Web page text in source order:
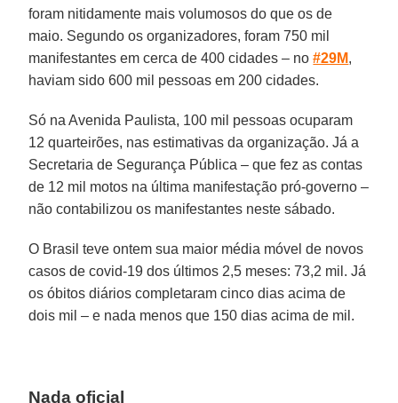
foram nitidamente mais volumosos do que os de
maio. Segundo os organizadores, foram 750 mil
manifestantes em cerca de 400 cidades – no#29M,
haviam sido 600 mil pessoas em 200 cidades.
Só na Avenida Paulista, 100 mil pessoas ocuparam
12 quarteirões, nas estimativas da organização. Já a
Secretaria de Segurança Pública – que fez as contas
de 12 mil motos na última manifestação pró-governo –
não contabilizou os manifestantes neste sábado.
O Brasil teve ontem sua maior média móvel de novos
casos de covid-19 dos últimos 2,5 meses: 73,2 mil. Já
os óbitos diários completaram cinco dias acima de
dois mil – e nada menos que 150 dias acima de mil.
Nada oficial